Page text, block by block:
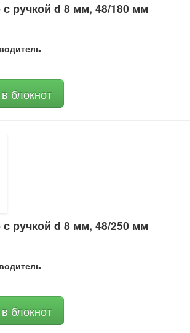
ручкой d 8 мм, 48/180 мм
блокнот
ручкой d 8 мм, 48/250 мм
блокнот